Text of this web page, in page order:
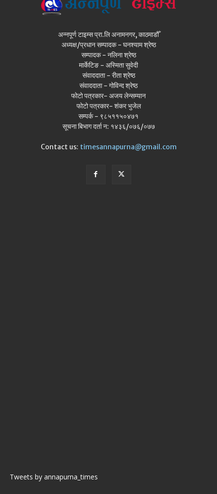
अन्नपूर्ण टाइम्स प्रा.लि अनामनगर, काठमाडौँ
अध्यक्ष/प्रधान सम्पादक - घनश्याम श्रेष्ठ
सम्पादक - नलिना श्रेष्ठ
मार्केटिङ - अस्मिता सुवेदी
संवाददाता - रीता श्रेष्ठ
संवाददाता - गोविन्द श्रेष्ठ
फोटो पत्रकार- अजय लेन्सम्यान
फोटो पत्रकार- शंकर भुजेल
सम्पर्क - ९८५११५०४७१
सूचना बिभाग दर्ता न: १४३६/०७६/०७७
Contact us: timesannapurna@gmail.com
Tweets by annapurna_times